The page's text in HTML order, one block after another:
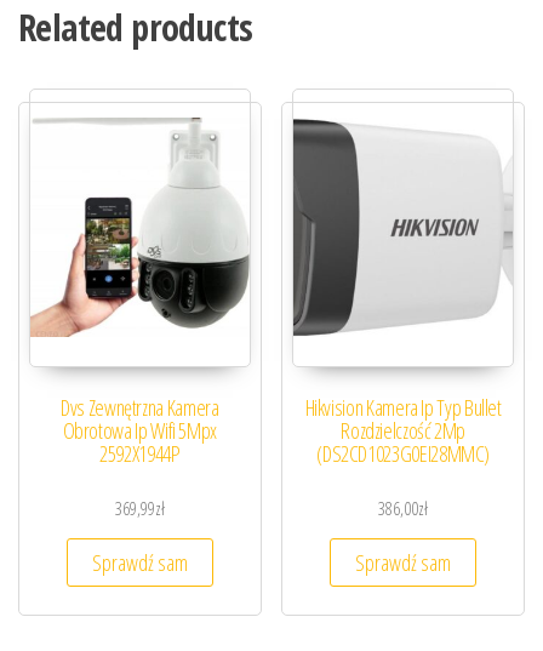
Related products
Dvs Zewnętrzna Kamera
Obrotowa Ip Wifi 5Mpx
2592X1944P
369,99zł
Sprawdź sam
Hikvision Kamera Ip Typ Bullet
Rozdzielczość 2Mp
(DS2CD1023G0EI28MMC)
386,00zł
Sprawdź sam